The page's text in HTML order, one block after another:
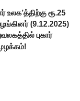
உலக’த்திற்கு ரூ.25
(9.12.2025)
புகார்